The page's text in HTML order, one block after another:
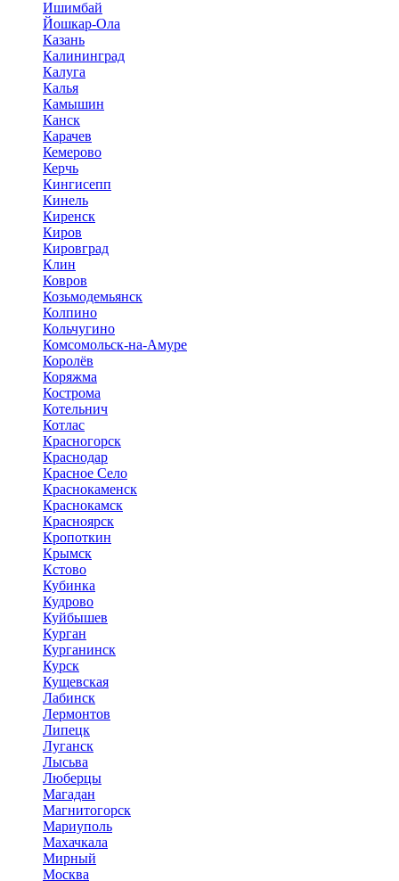
Ишимбай
Йошкар-Ола
Казань
Калининград
Калуга
Калья
Камышин
Канск
Карачев
Кемерово
Керчь
Кингисепп
Кинель
Киренск
Киров
Кировград
Клин
Ковров
Козьмодемьянск
Колпино
Кольчугино
Комсомольск-на-Амуре
Королёв
Коряжма
Кострома
Котельнич
Котлас
Красногорск
Краснодар
Красное Село
Краснокаменск
Краснокамск
Красноярск
Кропоткин
Крымск
Кстово
Кубинка
Кудрово
Куйбышев
Курган
Курганинск
Курск
Кущевская
Лабинск
Лермонтов
Липецк
Луганск
Лысьва
Люберцы
Магадан
Магнитогорск
Мариуполь
Махачкала
Мирный
Москва